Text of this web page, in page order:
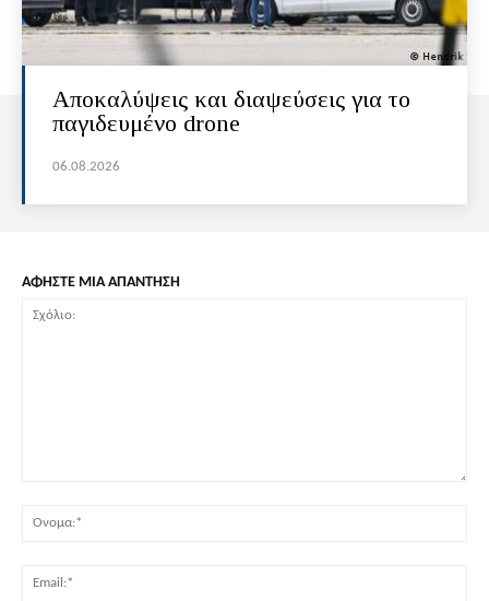
Αποκαλύψεις και διαψεύσεις για το
παγιδευμένο drone
06.08.2026
ΑΦΗΣΤΕ ΜΙΑ ΑΠΑΝΤΗΣΗ